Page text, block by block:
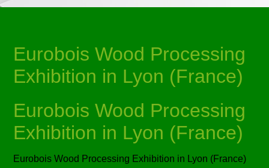
Eurobois Wood Processing
Exhibition in Lyon (France)
Eurobois Wood Processing
Exhibition in Lyon (France)
Eurobois Wood Processing Exhibition in Lyon (France)